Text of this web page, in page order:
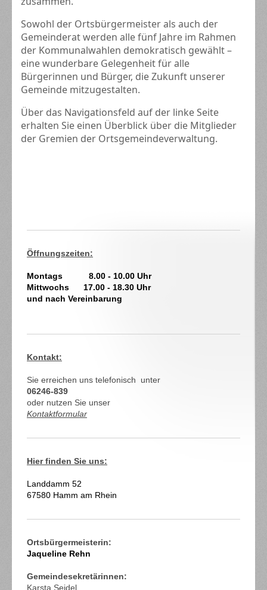
Sowohl der Ortsbürgermeister als auch der
Gemeinderat werden alle fünf Jahre im Rahmen
der Kommunalwahlen demokratisch gewählt –
eine wunderbare Gelegenheit für alle
Bürgerinnen und Bürger, die Zukunft unserer
Gemeinde mitzugestalten.
Über das Navigationsfeld auf der linke Seite
erhalten Sie einen Überblick über die Mitglieder
der Gremien der Ortsgemeindeverwaltung.
Öffnungszeiten:
Montags 8.00 - 10.00 Uhr
Mittwochs 17.00 - 18.30 Uhr
und nach Vereinbarung
Kontakt:
Sie erreichen uns telefonisch unter
06246-839
oder nutzen Sie unser
Kontaktformular
Hier finden Sie uns:
Landdamm 52
67580 Hamm am Rhein
Ortsbürgermeisterin:
Jaqueline Rehn
Gemeindesekretärinnen:
Karsta Seidel